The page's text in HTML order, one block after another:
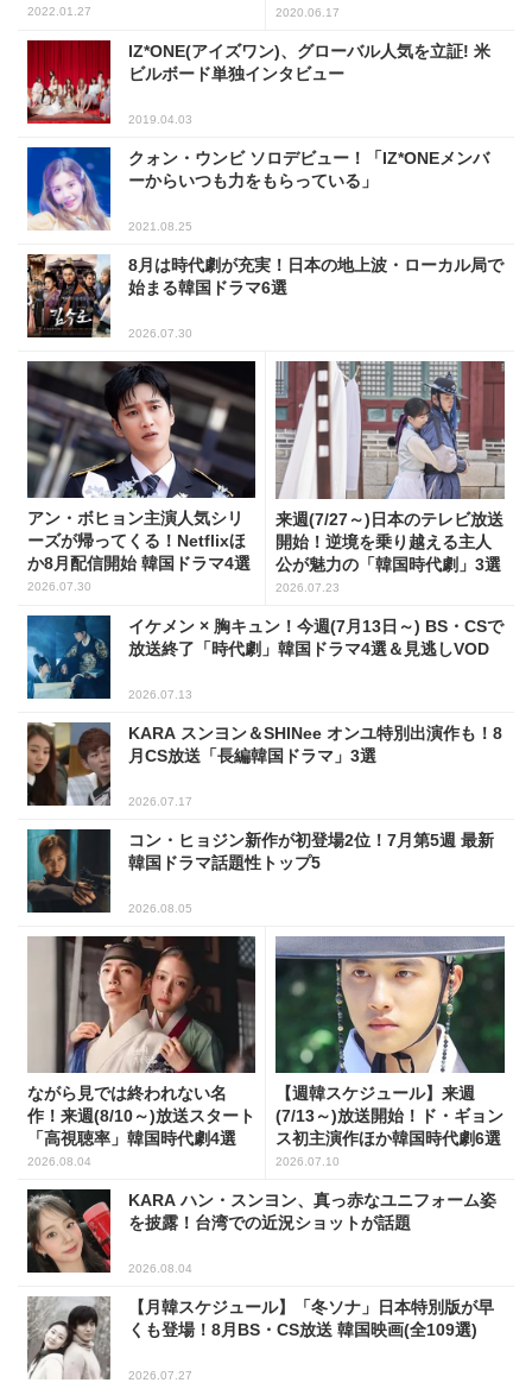
2022.01.27 2020.06.17
IZ*ONE(アイズワン)、グローバル人気を立証! 米
ビルボード単独インタビュー
2019.04.03
クォン・ウンビ ソロデビュー！「IZ*ONEメンバ
ーからいつも力をもらっている」
2021.08.25
8月は時代劇が充実！日本の地上波・ローカル局で
始まる韓国ドラマ6選
2026.07.30
アン・ボヒョン主演人気シリ
ーズが帰ってくる！Netflixほ
か8月配信開始 韓国ドラマ4選
2026.07.30
来週(7/27～)日本のテレビ放送
開始！逆境を乗り越える主人
公が魅力の「韓国時代劇」3選
2026.07.23
イケメン × 胸キュン！今週(7月13日～) BS・CSで
放送終了「時代劇」韓国ドラマ4選＆見逃しVOD
2026.07.13
KARA スンヨン＆SHINee オンユ特別出演作も！8
月CS放送「長編韓国ドラマ」3選
2026.07.17
コン・ヒョジン新作が初登場2位！7月第5週 最新
韓国ドラマ話題性トップ5
2026.08.05
ながら見では終われない名
作！来週(8/10～)放送スタート
「高視聴率」韓国時代劇4選
2026.08.04
【週韓スケジュール】来週
(7/13～)放送開始！ド・ギョン
ス初主演作ほか韓国時代劇6選
2026.07.10
KARA ハン・スンヨン、真っ赤なユニフォーム姿
を披露！台湾での近況ショットが話題
2026.08.04
【月韓スケジュール】「冬ソナ」日本特別版が早
くも登場！8月BS・CS放送 韓国映画(全109選)
2026.07.27